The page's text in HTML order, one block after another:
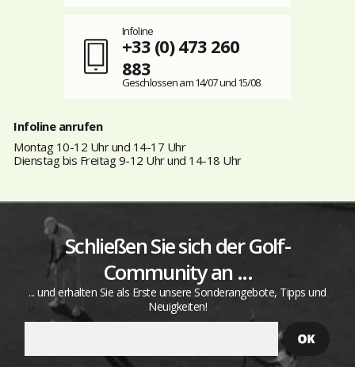
Infoline
+33 (0) 473 260
883
Geschlossen am 14/07 und 15/08
Infoline anrufen
Montag 10-12 Uhr und 14-17 Uhr
Dienstag bis Freitag 9-12 Uhr und 14-18 Uhr
Schließen Sie sich der Golf-
Community an ...
... und erhalten Sie als Erste unsere Sonderangebote, Tipps und
Neuigkeiten!